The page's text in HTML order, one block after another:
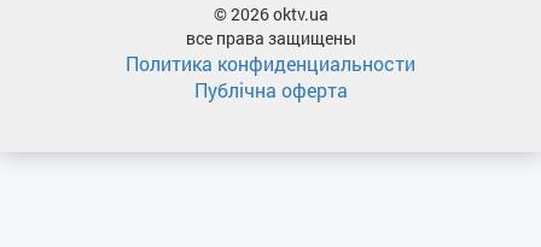
© 2026 oktv.ua
все права защищены
Политика конфиденциальности
Публічна оферта